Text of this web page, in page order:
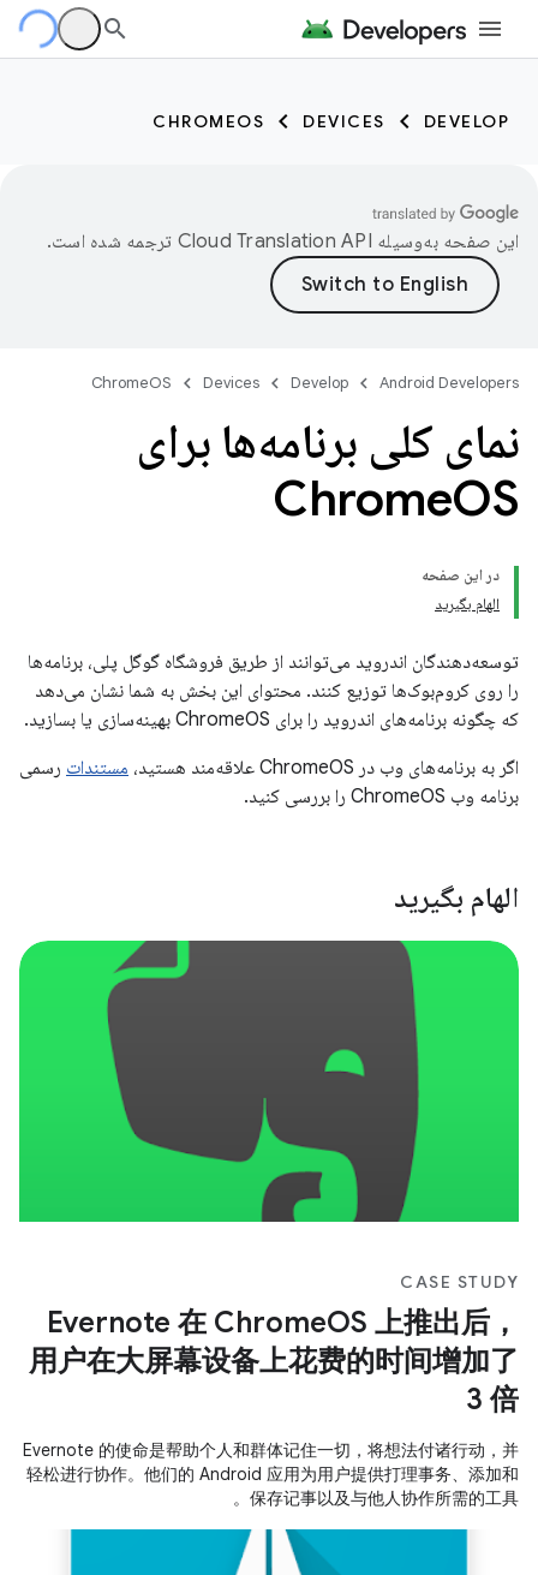
DEVELOP
DEVICES
CHROMEOS
این صفحه به‌وسیله ترجمه شده است.
Android Developers
Develop
Devices
ChromeOS
نمای کلی برنامه‌ها برای
ChromeOS
در این صفحه
الهام بگیرید
توسعه‌دهندگان اندروید می‌توانند از طریق فروشگاه گوگل پلی، برنامه‌ها
را روی کروم‌بوک‌ها توزیع کنند. محتوای این بخش به شما نشان می‌دهد
که چگونه برنامه‌های اندروید را برای ChromeOS بهینه‌سازی یا بسازید.
اگر به برنامه‌های وب در ChromeOS علاقه‌مند هستید،
مستندات رسمی
برنامه وب ChromeOS را بررسی کنید.
الهام بگیرید
CASE STUDY
Evernote 在 ChromeOS 上推出后，
用户在大屏幕设备上花费的时间增加了
3 倍
Evernote 的使命是帮助个人和群体记住一切，将想法付诸行动，并
轻松进行协作。他们的 Android 应用为用户提供打理事务、添加和
保存记事以及与他人协作所需的工具。